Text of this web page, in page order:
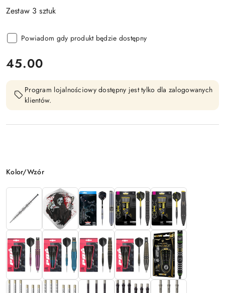
Zestaw 3 sztuk
Powiadom gdy produkt będzie dostępny
cena:
45.00
Program lojalnościowy dostępny jest tylko dla zalogowanych
klientów.
Wariant
Kolor/Wzór